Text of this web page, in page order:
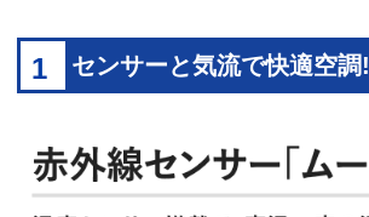
1 センサーと気流で快適空調!